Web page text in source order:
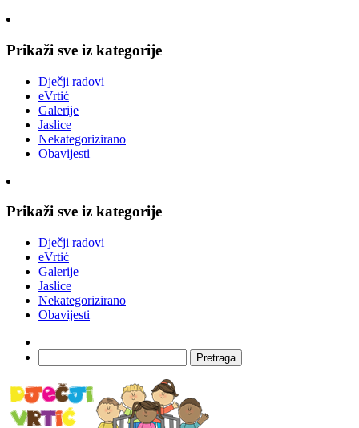
Prikaži sve iz kategorije
Dječji radovi
eVrtić
Galerije
Jaslice
Nekategorizirano
Obavijesti
Prikaži sve iz kategorije
Dječji radovi
eVrtić
Galerije
Jaslice
Nekategorizirano
Obavijesti